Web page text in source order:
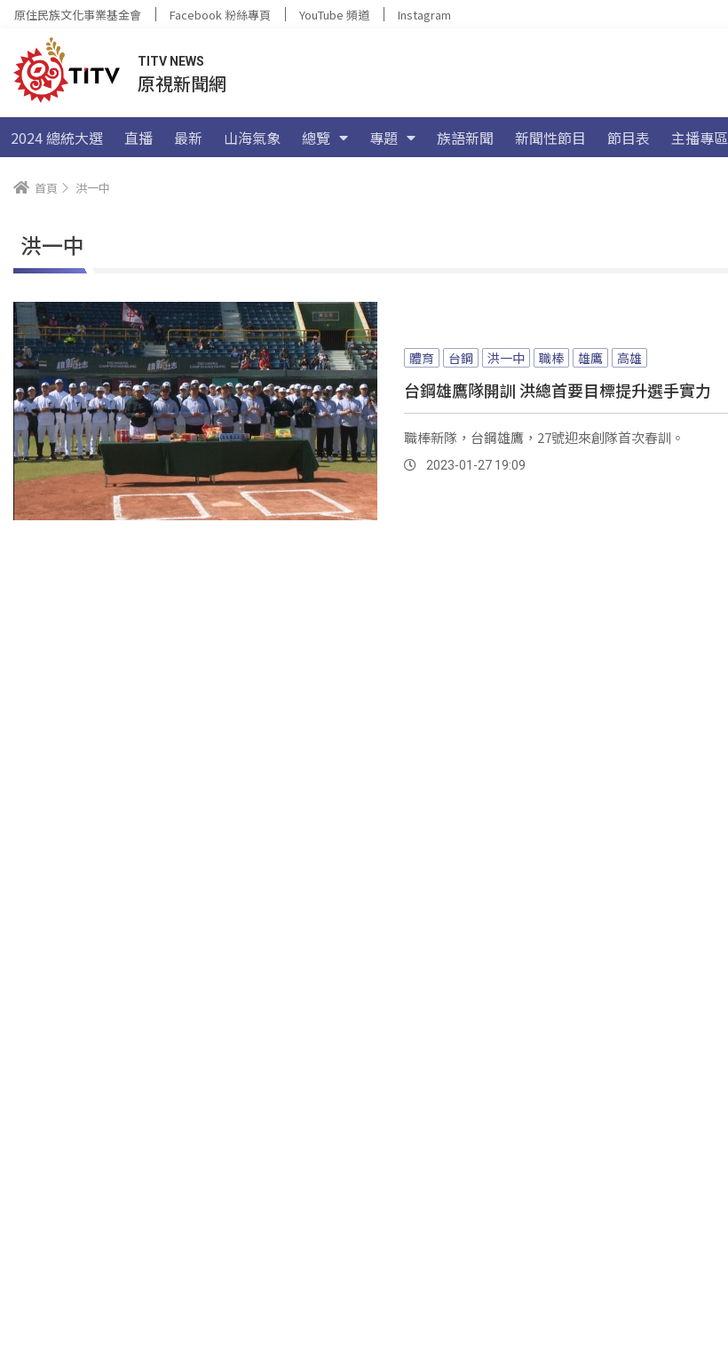
原住民族文化事業基金會 Facebook 粉絲專頁 YouTube 頻道 Instagram
TITV NEWS
原視新聞網
2024 總統大選 直播 最新 山海氣象 總覽 專題 族語新聞 新聞性節目 節目表 主播專區
首頁 洪一中
洪一中
體育 台鋼 洪一中 職棒 雄鷹 高雄
台鋼雄鷹隊開訓 洪總首要目標提升選手實力
職棒新隊，台鋼雄鷹，27號迎來創隊首次春訓。
2023-01-27 19:09